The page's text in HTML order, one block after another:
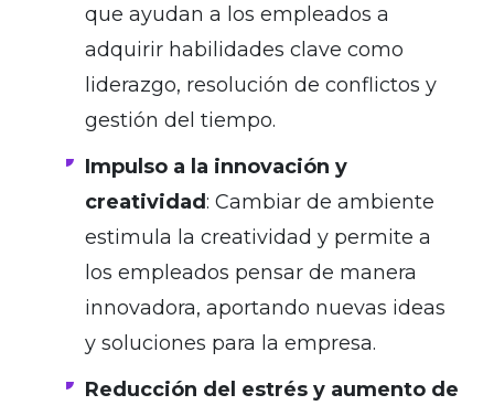
que ayudan a los empleados a
adquirir habilidades clave como
liderazgo, resolución de conflictos y
gestión del tiempo.
Impulso a la innovación y
creatividad: Cambiar de ambiente
estimula la creatividad y permite a
los empleados pensar de manera
innovadora, aportando nuevas ideas
y soluciones para la empresa.
Reducción del estrés y aumento de